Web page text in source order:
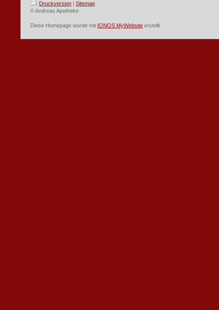
Druckversion | Sitemap
© Andreas Apotheke
Diese Homepage wurde mit IONOS MyWebsite erstellt.